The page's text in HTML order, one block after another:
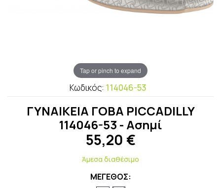
Tap or pinch to expand
Κωδικός: 114046-53
ΓΥΝΑΙΚΕΙΑ ΓΟΒΑ PICCADILLY
114046-53 - Ασημί
55,20 €
Άμεσα διαθέσιμο
ΜΕΓΕΘΟΣ: